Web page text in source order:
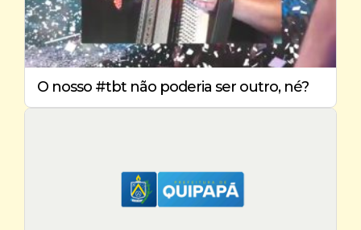
O nosso #tbt não poderia ser outro, né?